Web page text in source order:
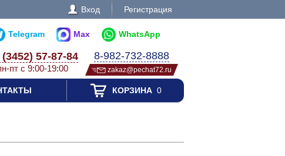
Вход Регистрация
Telegram Max WhatsApp
57-87-84
пт с 9:00-19:00
8-982-732-8888
zakaz@pechat72.ru
КОРЗИНА0